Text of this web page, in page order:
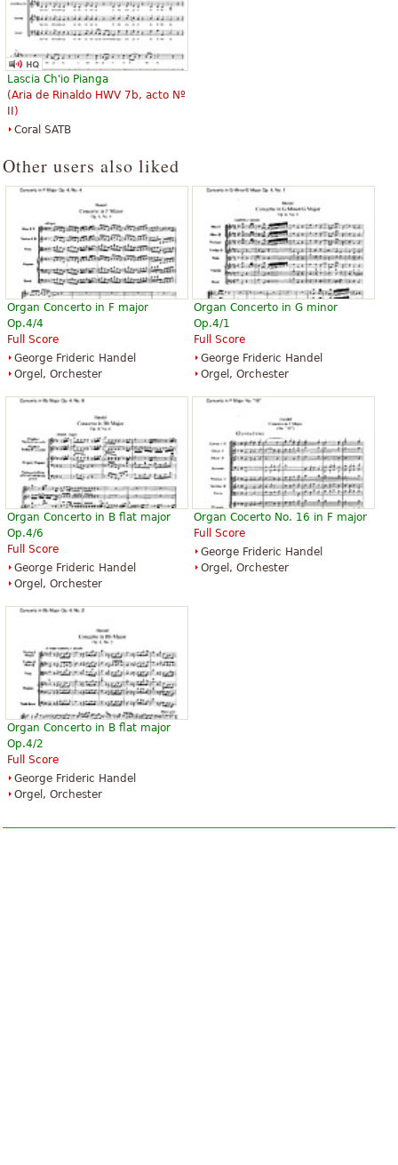
Lascia Ch'io Pianga
(Aria de Rinaldo HWV 7b, acto Nº
II)
Coral SATB
Other users also liked
Organ Concerto in F major
Op.4/4
Full Score
George Frideric Handel
Orgel, Orchester
Organ Concerto in G minor
Op.4/1
Full Score
George Frideric Handel
Orgel, Orchester
Organ Concerto in B flat major
Op.4/6
Full Score
George Frideric Handel
Orgel, Orchester
Organ Cocerto No. 16 in F major
Full Score
George Frideric Handel
Orgel, Orchester
Organ Concerto in B flat major
Op.4/2
Full Score
George Frideric Handel
Orgel, Orchester